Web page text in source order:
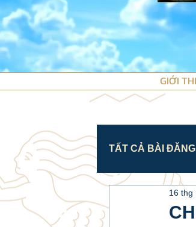
GIỚI
TẤT CẢ BÀI ĐĂNG
16 thg